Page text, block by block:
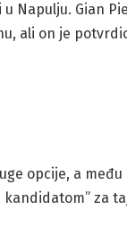
Napulju. Gian
ali on je
opcije, a
za